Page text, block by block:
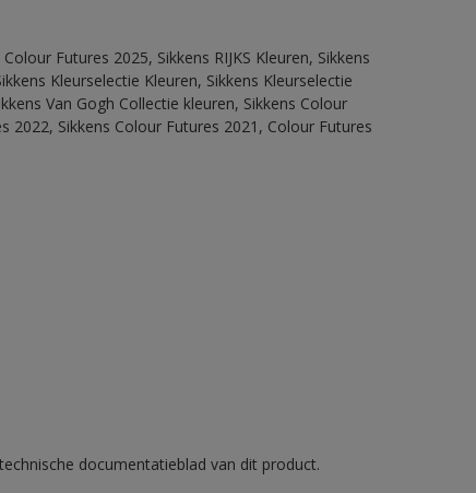
Futures 2025, Sikkens RIJKS Kleuren, Sikkens
Kleurselectie Kleuren, Sikkens Kleurselectie
Van Gogh Collectie kleuren, Sikkens Colour
2022, Sikkens Colour Futures 2021, Colour Futures
documentatieblad van dit product.